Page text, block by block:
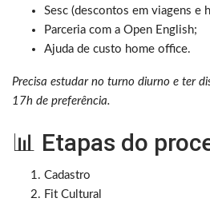
Sesc (descontos em viagens e
Parceria com a Open English;
Ajuda de custo home office.
Precisa estudar no turno diurno e ter
17h de preferência.
📊 Etapas do
Cadastro
Fit Cultural